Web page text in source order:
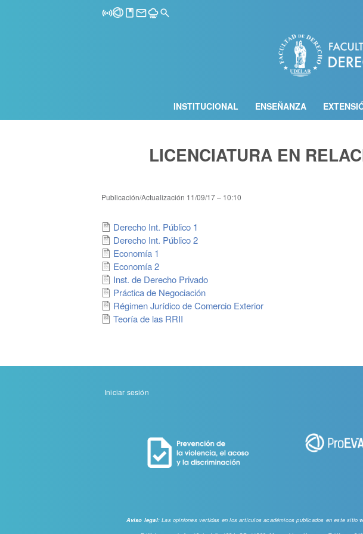
INSTITUCIONAL ENSEÑANZA
LICENCIATURA EN
Publicación/Actualización 11/09/17 – 10:10
Derecho Int. Público 1
Derecho Int. Público 2
Economía 1
Economía 2
Inst. de Derecho Privado
Práctica de Negociación
Régimen Jurídico de Comercio Exterior
Teoría de las RRII
Menu
Iniciar sesión
Aviso legal: Las opiniones vertidas en los artículos académicos publicados en este sitio